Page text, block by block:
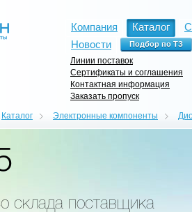
Компания Каталог
Новости
Линии поставок
Сертификаты и соглашения
Контактная информация
Заказать пропуск
Каталог Электронные компоненты
склада поставщика